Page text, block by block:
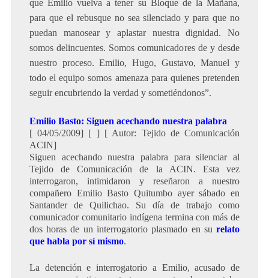
que Emilio vuelva a tener su Bloque de la Mañana,
para que el rebusque no sea silenciado y para que no
puedan manosear y aplastar nuestra dignidad. No
somos delincuentes. Somos comunicadores de y desde
nuestro proceso. Emilio, Hugo, Gustavo, Manuel y
todo el equipo somos amenaza para quienes pretenden
seguir encubriendo la verdad y sometiéndonos”.
Emilio Basto: Siguen acechando nuestra palabra
[ 04/05/2009] [ ] [ Autor: Tejido de Comunicación
ACIN]
Siguen acechando nuestra palabra para silenciar al
Tejido de Comunicación de la ACIN. Esta vez
interrogaron, intimidaron y reseñaron a nuestro
compañero Emilio Basto Quitumbo ayer sábado en
Santander de Quilichao. Su día de trabajo como
comunicador comunitario indígena termina con más de
dos horas de un interrogatorio plasmado en surelato
que habla por sí mismo.
La detención e interrogatorio a Emilio, acusado de